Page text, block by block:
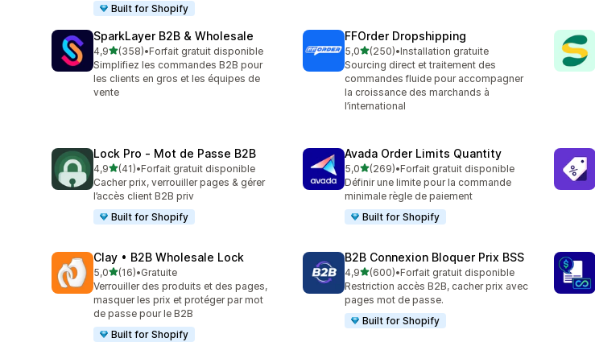
Built for Shopify
SparkLayer B2B & Wholesale
4,9étoile(s) sur 5
(358)
358 avis au total
•Forfait gratuit disponible
Simplifiez les commandes B2B pour
les clients en gros et les équipes de
vente
FFOrder Dropshipping
5,0étoile(s) sur 5
(250)
250 avis au total
•Installation gratuite
Sourcing direct et traitement des
commandes fluide pour accompagner
la croissance des marchands à
l’international
Lock Pro ‑ Mot de Passe B2B
4,9étoile(s) sur 5
(41)
41 avis au total
•Forfait gratuit disponible
Cacher prix, verrouiller pages & gérer
l’accès client B2B priv
Built for Shopify
Avada Order Limits Quantity
5,0étoile(s) sur 5
(269)
269 avis au total
•Forfait gratuit disponible
Définir une limite pour la commande
minimale règle de paiement
Built for Shopify
Clay • B2B Wholesale Lock
5,0étoile(s) sur 5
(16)
16 avis au total
•Gratuite
Verrouiller des produits et des pages,
masquer les prix et protéger par mot
de passe pour le B2B
Built for Shopify
B2B Connexion Bloquer Prix BSS
4,9étoile(s) sur 5
(600)
600 avis au total
•Forfait gratuit disponible
Restriction accès B2B, cacher prix avec
pages mot de passe.
Built for Shopify